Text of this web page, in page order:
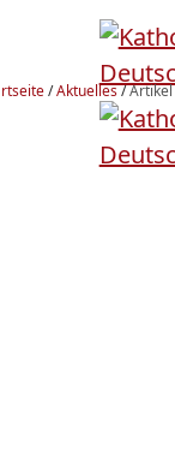
/Aktuelles/Artikel